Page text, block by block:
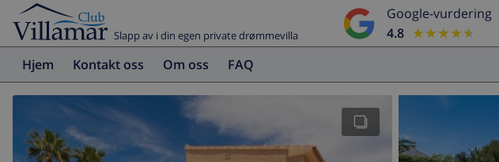
Slapp av i din egen private drømmevilla
Google-vurdering
4.8
★★★★★
★★★★★
Hjem Kontakt oss Om oss FAQ